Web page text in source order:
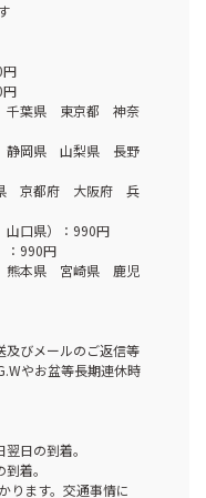
葉県 東京都 神奈
静岡県 山梨県 長野
京都府 大阪府 兵
口県）：990円
990円
本県 宮崎県 鹿児
及びメールのご返信等
やお盆等長期連休時
日の到着。
着。
ります。交通事情に